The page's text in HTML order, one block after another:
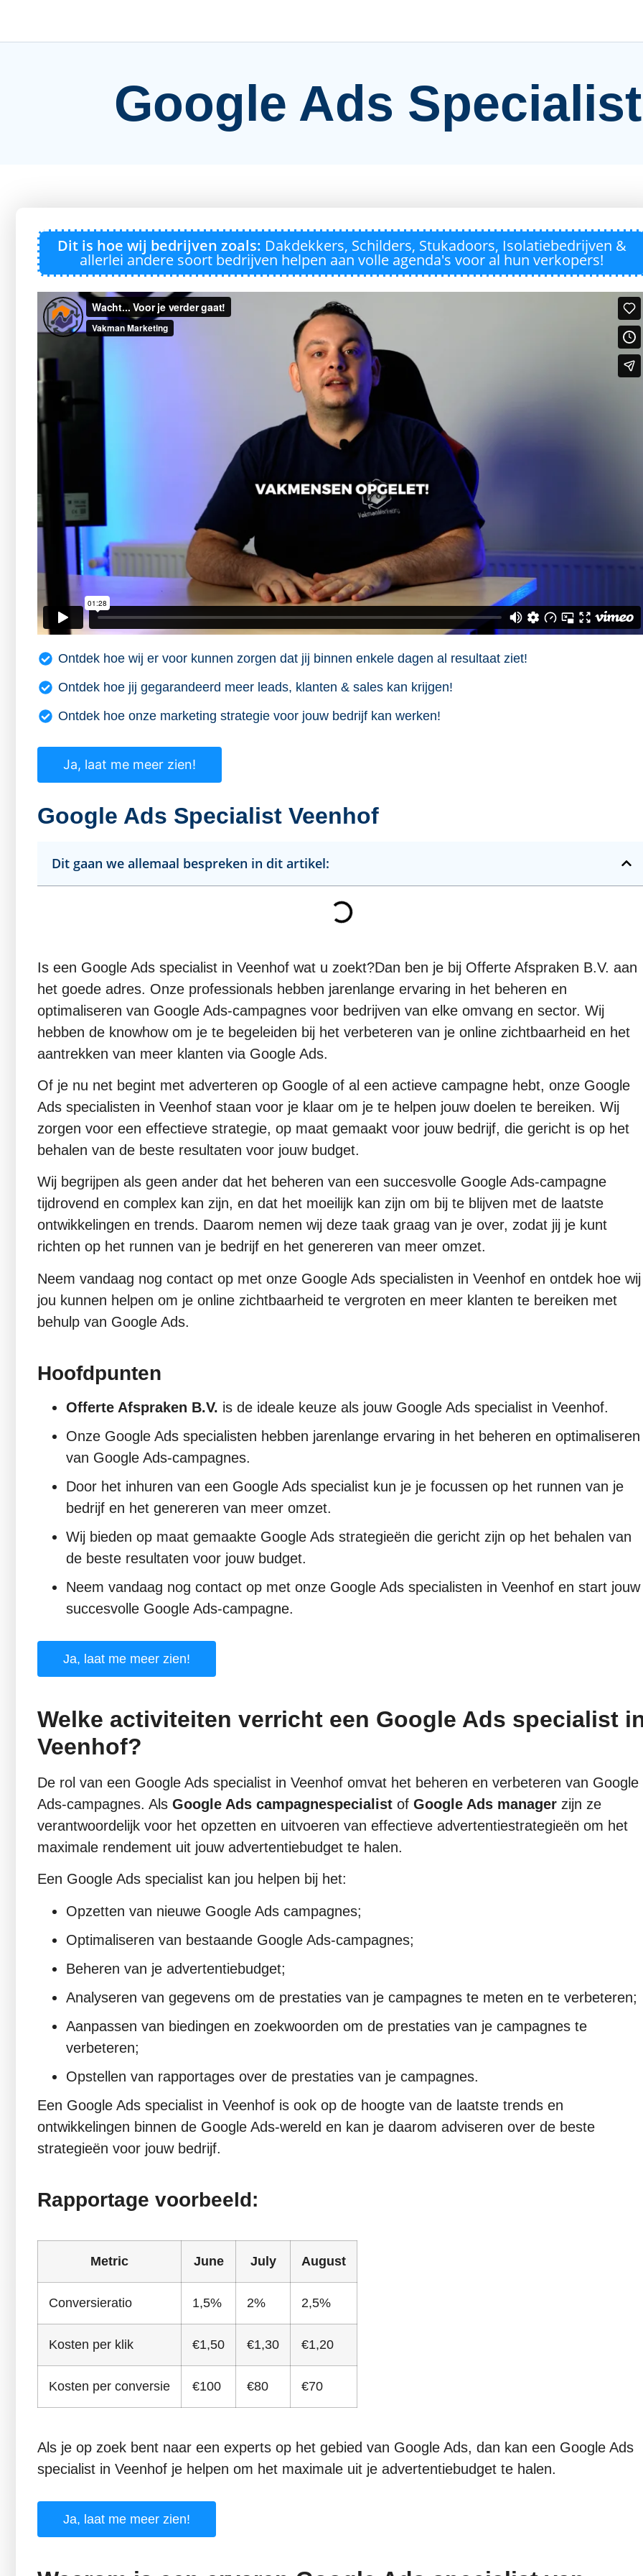
Google Ads
Dit is hoe wij bedrijven zoals: Dakdekkers, Schilders, Stukadoors, Isolatiebedrijven &
allerlei andere soort bedrijven helpen aan volle agenda's voor al hun verkopers!
Ontdek hoe wij er voor kunnen zorgen dat jij binnen enkele dagen al resultaat ziet!
Ontdek hoe jij gegarandeerd meer leads, klanten & sales kan krijgen!
Ontdek hoe onze marketing strategie voor jouw bedrijf kan werken!
Ja, laat me meer zien!
Google Ads Specialist Veenhof
Dit gaan we allemaal bespreken in dit artikel:
Is een Google Ads specialist in Veenhof wat u zoekt?Dan ben je bij Offerte Afspraken B.V. aan
het goede adres. Onze professionals hebben jarenlange ervaring in het beheren en
optimaliseren van Google Ads-campagnes voor bedrijven van elke omvang en sector. Wij
hebben de knowhow om je te begeleiden bij het verbeteren van je online zichtbaarheid en het
aantrekken van meer klanten via Google Ads.
Of je nu net begint met adverteren op Google of al een actieve campagne hebt, onze Google
Ads specialisten in Veenhof staan voor je klaar om je te helpen jouw doelen te bereiken. Wij
zorgen voor een effectieve strategie, op maat gemaakt voor jouw bedrijf, die gericht is op het
behalen van de beste resultaten voor jouw budget.
Wij begrijpen als geen ander dat het beheren van een succesvolle Google Ads-campagne
tijdrovend en complex kan zijn, en dat het moeilijk kan zijn om bij te blijven met de laatste
ontwikkelingen en trends. Daarom nemen wij deze taak graag van je over, zodat jij je kunt
richten op het runnen van je bedrijf en het genereren van meer omzet.
Neem vandaag nog contact op met onze Google Ads specialisten in Veenhof en ontdek hoe wij
jou kunnen helpen om je online zichtbaarheid te vergroten en meer klanten te bereiken met
behulp van Google Ads.
Hoofdpunten
Offerte Afspraken B.V. is de ideale keuze als jouw Google Ads specialist in Veenhof.
Onze Google Ads specialisten hebben jarenlange ervaring in het beheren en optimaliseren
van Google Ads-campagnes.
Door het inhuren van een Google Ads specialist kun je je focussen op het runnen van je
bedrijf en het genereren van meer omzet.
Wij bieden op maat gemaakte Google Ads strategieën die gericht zijn op het behalen van
de beste resultaten voor jouw budget.
Neem vandaag nog contact op met onze Google Ads specialisten in Veenhof en start jouw
succesvolle Google Ads-campagne.
Ja, laat me meer zien!
Welke activiteiten verricht een Google Ads specialist
Veenhof?
De rol van een Google Ads specialist in Veenhof omvat het beheren en verbeteren van Google
Ads-campagnes. Als Google Ads campagnespecialist of Google Ads manager zijn ze
verantwoordelijk voor het opzetten en uitvoeren van effectieve advertentiestrategieën om het
maximale rendement uit jouw advertentiebudget te halen.
Een Google Ads specialist kan jou helpen bij het:
Opzetten van nieuwe Google Ads campagnes;
Optimaliseren van bestaande Google Ads-campagnes;
Beheren van je advertentiebudget;
Analyseren van gegevens om de prestaties van je campagnes te meten en te verbeteren;
Aanpassen van biedingen en zoekwoorden om de prestaties van je campagnes te
verbeteren;
Opstellen van rapportages over de prestaties van je campagnes.
Een Google Ads specialist in Veenhof is ook op de hoogte van de laatste trends en
ontwikkelingen binnen de Google Ads-wereld en kan je daarom adviseren over de beste
strategieën voor jouw bedrijf.
Rapportage voorbeeld:
Metric June July August
Conversieratio 1,5% 2% 2,5%
Kosten per klik €1,50 €1,30 €1,20
Kosten per conversie €100 €80 €70
Als je op zoek bent naar een experts op het gebied van Google Ads, dan kan een Google Ads
specialist in Veenhof je helpen om het maximale uit je advertentiebudget te halen.
Ja, laat me meer zien!